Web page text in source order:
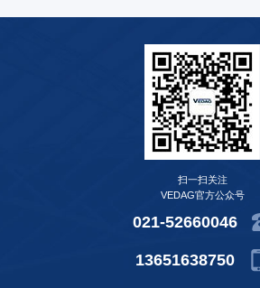
扫一扫关注
VEDAG官方公众号
021-52660046
13651638750